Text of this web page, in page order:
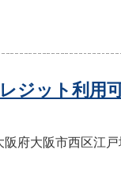
レジット利用
阪府大阪市西区江